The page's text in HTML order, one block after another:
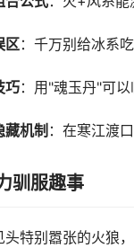
区：千万别给冰系
巧：用"魂玉丹"可
藏机制 ：在寒江渡
驯服趣事
特别嚣张的火狼